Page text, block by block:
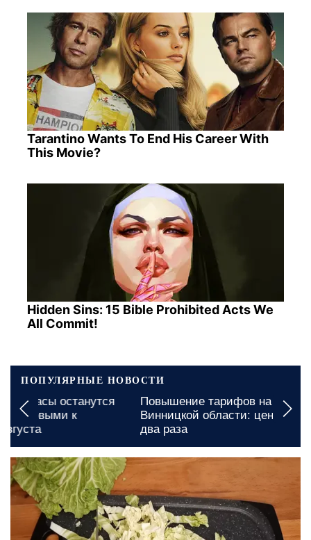
Tarantino Wants To End His Career With
This Movie?
Hidden Sins: 15 Bible Prohibited Acts We
All Commit!
ПОПУЛЯРНЫЕ НОВОСТИ
Повышение тарифов на коммунальные услуги в
Винницкой области: цены могут взлететь почти в
два раза
13 мая, 12:40